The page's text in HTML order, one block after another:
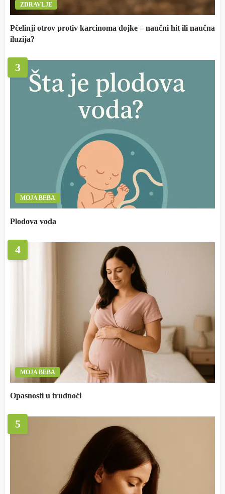
ZDRAVLJE
Pčelinji otrov protiv karcinoma dojke – naučni hit ili naučna
iluzija?
3
MOJA BEBA
Plodova voda
4
MOJA BEBA
Opasnosti u trudnoći
5